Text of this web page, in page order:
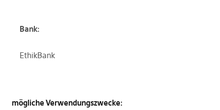
Bank:
EthikBank
mögliche Verwendungszwecke: